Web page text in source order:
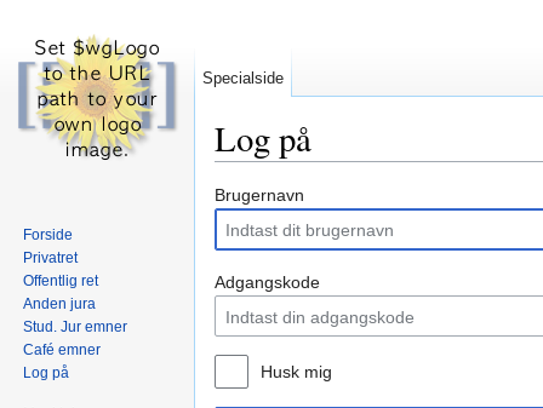
Log på
Brugernavn
Adgangskode
Husk mig
Specialside
Forside
Privatret
Offentlig ret
Anden jura
Stud. Jur emner
Café emner
Log på